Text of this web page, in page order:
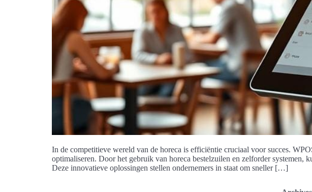
In de competitieve wereld van de horeca is efficiëntie cruciaal voor succes.
optimaliseren. Door het gebruik van horeca bestelzuilen en zelforder systemen,
Deze innovatieve oplossingen stellen ondernemers in staat om sneller […]